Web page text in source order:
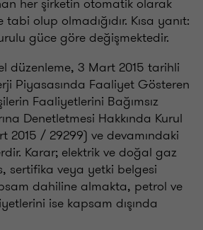
tabi olup olmadığıdır. Kısa yanıt:
güce göre değişmektedir.
düzenleme, 3 Mart 2015 tarihli
Piyasasında Faaliyet Gösteren
Faaliyetlerini Bağımsız
Denetletmesi Hakkında Kurul
2015 / 29299) ve devamındaki
Karar; elektrik ve doğal gaz
sertifika veya yetki belgesi
dahiline almakta, petrol ve
ise kapsam dışında